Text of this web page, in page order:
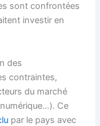
sont confrontées
investir en
des
contraintes,
du marché
Ce
par le pays avec